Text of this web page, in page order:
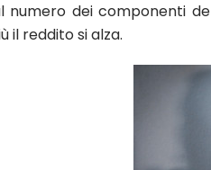
dei componenti
il reddito si alza.